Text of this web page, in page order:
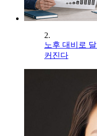
2.
노후 대비로
커진다